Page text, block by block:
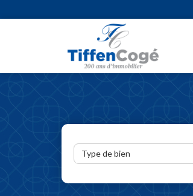
Type de bien